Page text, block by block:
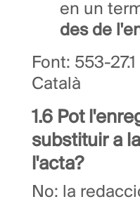
en un
des de
Font: 553-
Català
1.6 Pot
substituir a
l'acta?
No: la